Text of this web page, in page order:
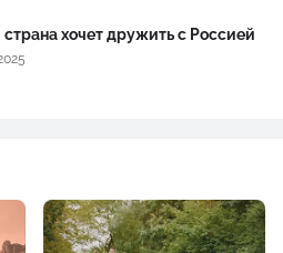
хочет дружить с Россией